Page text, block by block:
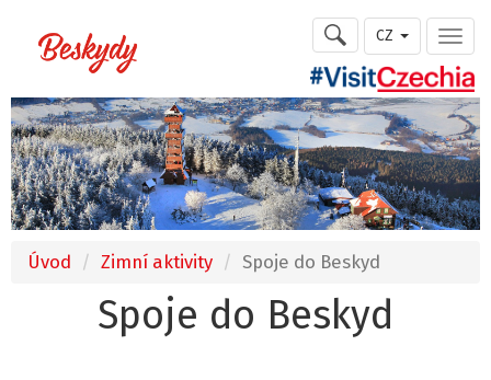
CZ
Úvod Zimní aktivity Spoje do Beskyd
Spoje do Beskyd